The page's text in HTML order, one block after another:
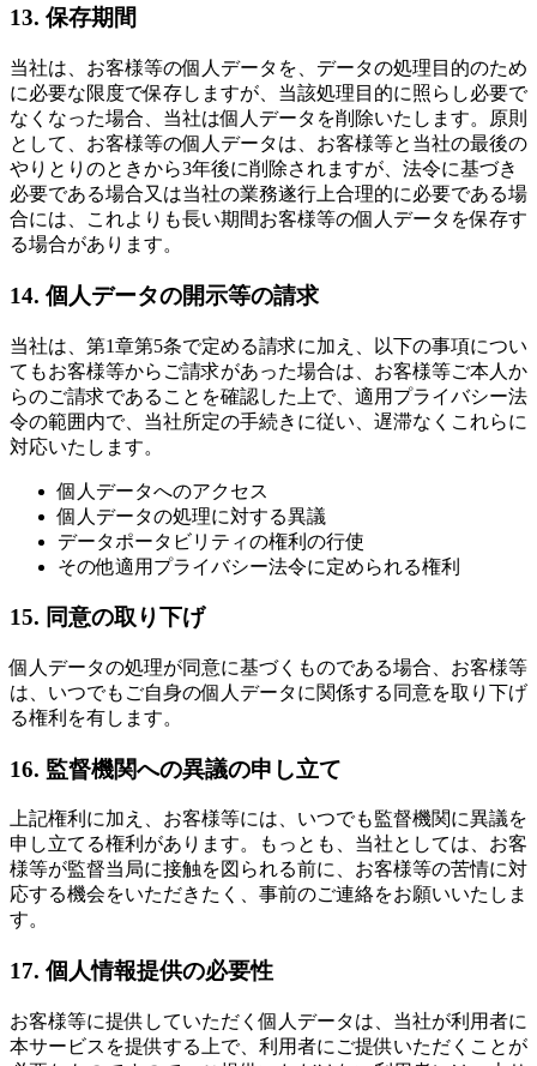
13. 保存期間
当社は、お客様等の個人データを、データの処理目的のため
に必要な限度で保存しますが、当該処理目的に照らし必要で
なくなった場合、当社は個人データを削除いたします。原則
として、お客様等の個人データは、お客様等と当社の最後の
やりとりのときから3年後に削除されますが、法令に基づき
必要である場合又は当社の業務遂行上合理的に必要である場
合には、これよりも長い期間お客様等の個人データを保存す
る場合があります。
14. 個人データの開示等の請求
当社は、第1章第5条で定める請求に加え、以下の事項につい
てもお客様等からご請求があった場合は、お客様等ご本人か
らのご請求であることを確認した上で、適用プライバシー法
令の範囲内で、当社所定の手続きに従い、遅滞なくこれらに
対応いたします。
個人データへのアクセス
個人データの処理に対する異議
データポータビリティの権利の行使
その他適用プライバシー法令に定められる権利
15. 同意の取り下げ
個人データの処理が同意に基づくものである場合、お客様等
は、いつでもご自身の個人データに関係する同意を取り下げ
る権利を有します。
16. 監督機関への異議の申し立て
上記権利に加え、お客様等には、いつでも監督機関に異議を
申し立てる権利があります。もっとも、当社としては、お客
様等が監督当局に接触を図られる前に、お客様等の苦情に対
応する機会をいただきたく、事前のご連絡をお願いいたしま
す。
17. 個人情報提供の必要性
お客様等に提供していただく個人データは、当社が利用者に
本サービスを提供する上で、利用者にご提供いただくことが